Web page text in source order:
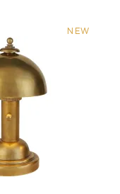
NEW